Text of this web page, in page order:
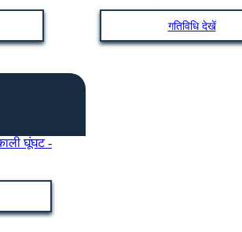
गतिविधि देखें